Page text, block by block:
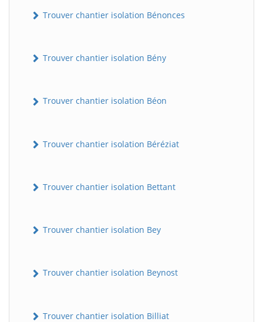
Trouver chantier isolation Bénonces
Trouver chantier isolation Bény
Trouver chantier isolation Béon
Trouver chantier isolation Béréziat
Trouver chantier isolation Bettant
Trouver chantier isolation Bey
Trouver chantier isolation Beynost
Trouver chantier isolation Billiat